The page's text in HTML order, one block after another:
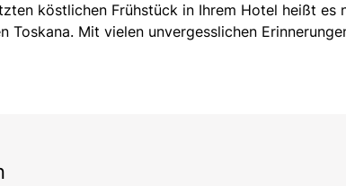
köstlichen Frühstück in Ihrem Hotel heißt es
Toskana. Mit vielen unvergesslichen